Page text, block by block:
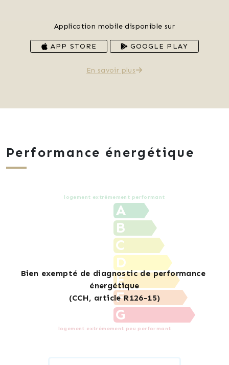
Application mobile disponible sur
APP STORE GOOGLE PLAY
En savoir plus
Performance énergétique
logement extrêmement performant
A
B
C
D
E
F
G
logement extrêmement peu performant